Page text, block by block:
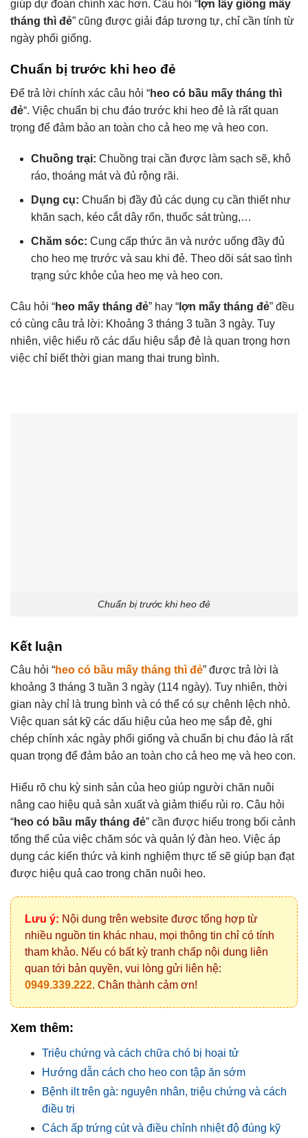
giúp dự đoán chính xác hơn. Câu hỏi “ lợn lấy giống mấy
tháng thì đẻ” cũng được giải đáp tương tự, chỉ cần tính từ
ngày phối giống.
Chuẩn bị trước khi heo đẻ
Để trả lời chính xác câu hỏi “heo có bầu mấy tháng thì
đẻ“. Việc chuẩn bị chu đáo trước khi heo đẻ là rất quan
trọng để đảm bảo an toàn cho cả heo mẹ và heo con.
Chuồng trại: Chuồng trại cần được làm sạch sẽ, khô
ráo, thoáng mát và đủ rộng rãi.
Dụng cụ: Chuẩn bị đầy đủ các dụng cụ cần thiết như
khăn sạch, kéo cắt dây rốn, thuốc sát trùng,…
Chăm sóc: Cung cấp thức ăn và nước uống đầy đủ
cho heo mẹ trước và sau khi đẻ. Theo dõi sát sao tình
trạng sức khỏe của heo mẹ và heo con.
Câu hỏi “heo mấy tháng đẻ” hay “ lợn mấy tháng đẻ” đều
có cùng câu trả lời: Khoảng 3 tháng 3 tuần 3 ngày. Tuy
nhiên, việc hiểu rõ các dấu hiệu sắp đẻ là quan trọng hơn
việc chỉ biết thời gian mang thai trung bình.
Chuẩn bị trước khi heo đẻ
Kết luận
Câu hỏi “heo có bầu mấy tháng thì đẻ” được trả lời là
khoảng 3 tháng 3 tuần 3 ngày (114 ngày). Tuy nhiên, thời
gian này chỉ là trung bình và có thể có sự chênh lệch nhỏ.
Việc quan sát kỹ các dấu hiệu của heo mẹ sắp đẻ, ghi
chép chính xác ngày phối giống và chuẩn bị chu đáo là rất
quan trọng để đảm bảo an toàn cho cả heo mẹ và heo con.
Hiểu rõ chu kỳ sinh sản của heo giúp người chăn nuôi
nâng cao hiệu quả sản xuất và giảm thiểu rủi ro. Câu hỏi
“heo có bầu mấy tháng đẻ” cần được hiểu trong bối cảnh
tổng thể của việc chăm sóc và quản lý đàn heo. Việc áp
dụng các kiến thức và kinh nghiệm thực tế sẽ giúp bạn đạt
được hiệu quả cao trong chăn nuôi heo.
Lưu ý: Nội dung trên website được tổng hợp từ
nhiều nguồn tin khác nhau, mọi thông tin chỉ có tính
tham khảo. Nếu có bất kỳ tranh chấp nội dung liên
quan tới bản quyền, vui lòng gửi liên hệ:
0949.339.222. Chân thành cảm ơn!
Xem thêm:
Triệu chứng và cách chữa chó bị hoại tử
Hướng dẫn cách cho heo con tập ăn sớm
Bệnh ilt trên gà: nguyên nhân, triệu chứng và cách
điều trị
Cách ấp trứng cút và điều chỉnh nhiệt độ đúng kỹ